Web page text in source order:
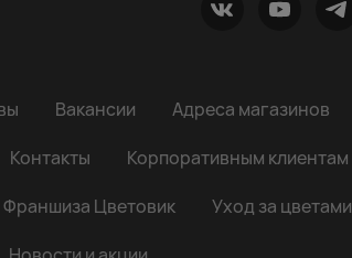
Вакансии
Адреса магазинов
Контакты Корпоративным клиентам
Франшиза Цветовик
Уход за цветами